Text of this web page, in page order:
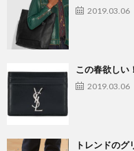
2019.03.06
この春欲しい
2019.03.06
トレンドの